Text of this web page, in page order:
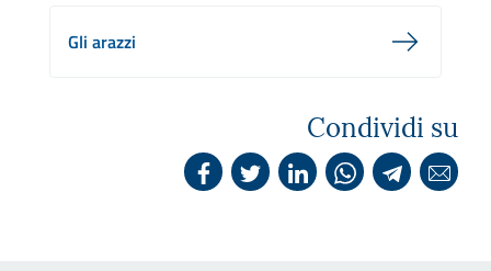
Gli arazzi
Condividi su